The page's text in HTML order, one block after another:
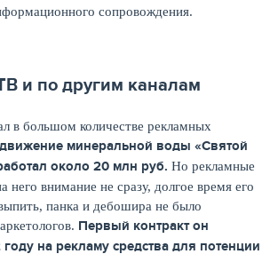
сопровождения.
и по другим каналам
в большом количестве рекламных
минеральной воды «Святой
около 20 млн руб. Но рекламные
него внимание не сразу, долгое время его
панка и дебошира не было
Первый контракт он
на рекламу средства для потенции